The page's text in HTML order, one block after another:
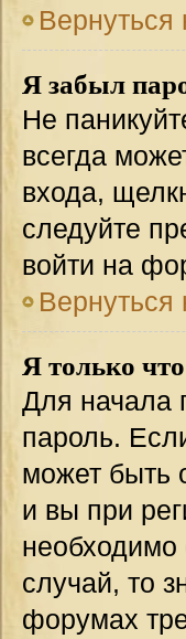
Вернуться
Я забыл
Не
всегда
входа,
следуйте
войти на
Вернуться
Я только
Для начала
пароль.
может быть
и вы при
необходимо
случай, то
форумах